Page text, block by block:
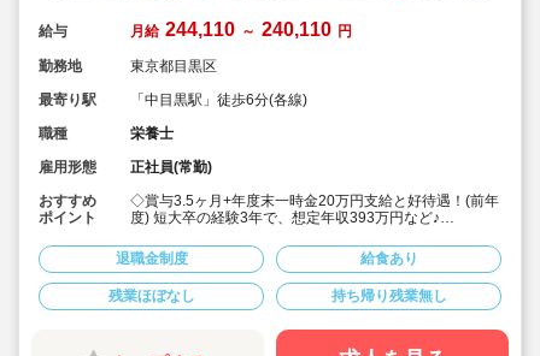
給与 月給 244,110 ～ 240,110 円
勤務地
東京都目黒区
最寄り駅
「中目黒駅」徒歩6分(各線)
職種
栄養士
雇用形態
正社員(常勤)
おすすめ
ポイント
◇賞与3.5ヶ月+年度末一時金20万円支給と好待遇！(前年
度) 短大卒の経験3年で、想定年収393万円など♪
士の募集求人です♪
◇安定した大手社会福祉法人のお仕事です♪
◇持ち帰り仕事なし。残業もほとんどありません
◇残業が発生した場合は別途手当て支給！
100％取得可。介護休暇も取得可能です◎
◇退職金制度や積立金・退職共済など、将来の備えにな
退職金制度 給食あり
残業ほぼなし 持ち帰り残業無し